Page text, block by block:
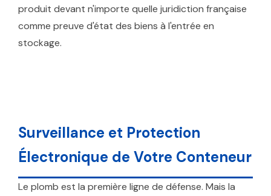
produit devant n'importe quelle juridiction française
comme preuve d'état des biens à l'entrée en
stockage.
Surveillance et Protection
Électronique de Votre Conteneur
Le plomb est la première ligne de défense. Mais la